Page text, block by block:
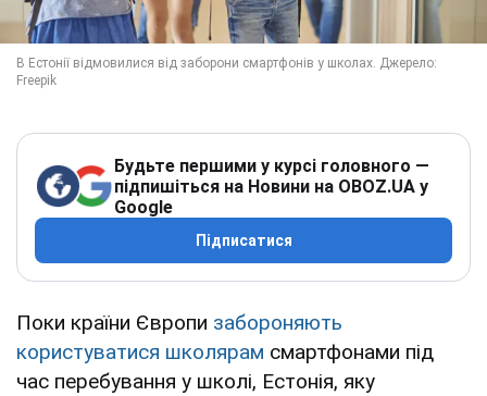
Будьте першими у курсі головного —
підпишіться на Новини на OBOZ.UA у
Google
Підписатися
Поки країни Європи забороняють
користуватися школярам смартфонами під
час перебування у школі, Естонія, яку